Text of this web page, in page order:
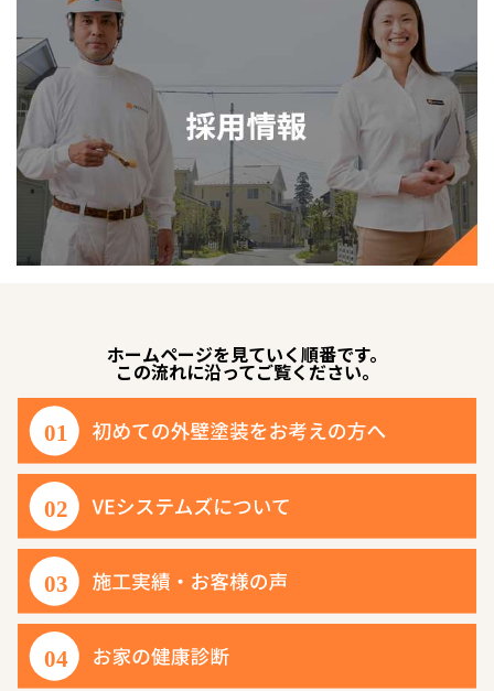
ホームページを見ていく順番です。
この流れに沿ってご覧ください。